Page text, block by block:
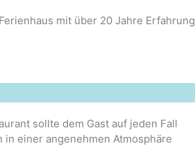
mit über 20 Jahre Erfahrung
sollte dem Gast auf jeden Fall
in einer angenehmen Atmosphäre